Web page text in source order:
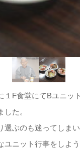
１F食堂にてBユニッ
た。
選ぶのも迷ってしまい
ユニット行事をしよ